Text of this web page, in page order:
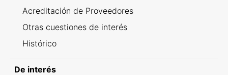
Acreditación de Proveedores
Otras cuestiones de interés
Histórico
De interés